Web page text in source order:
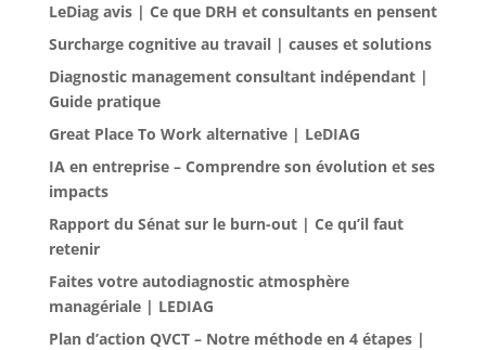
LeDiag avis | Ce que DRH et consultants en pensent
Surcharge cognitive au travail | causes et solutions
Diagnostic management consultant indépendant |
Guide pratique
Great Place To Work alternative | LeDIAG
IA en entreprise – Comprendre son évolution et ses
impacts
Rapport du Sénat sur le burn-out | Ce qu’il faut
retenir
Faites votre autodiagnostic atmosphère
managériale | LEDIAG
Plan d’action QVCT – Notre méthode en 4 étapes |